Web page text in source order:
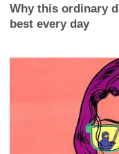
Why this ordinary
best every day